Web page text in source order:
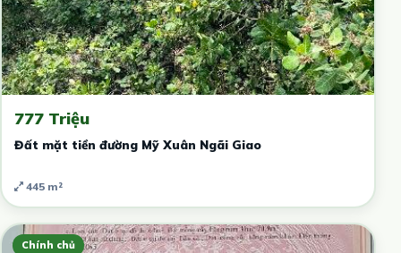
777 Triệu
Đất mặt tiền đường Mỹ Xuân Ngãi Giao
445 m²
Chính chủ